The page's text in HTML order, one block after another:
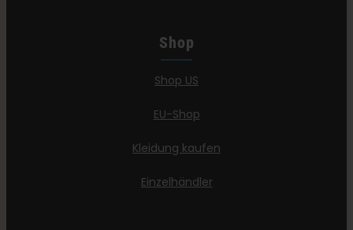
Shop
Shop US
EU-Shop
Kleidung kaufen
Einzelhändler